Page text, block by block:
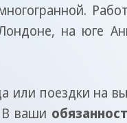
на юге
или поездки на
В ваши